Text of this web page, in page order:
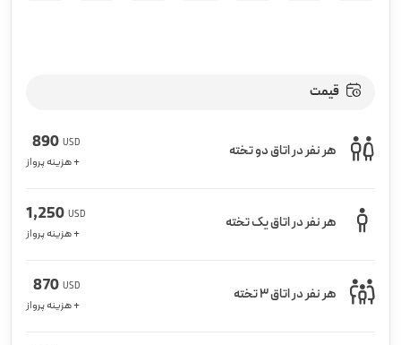
قیمت
هر نفر در اتاق دو تخته USD
890
+ هزینه پرواز
هر نفر در اتاق یک تخته USD
1,250
+ هزینه پرواز
هر نفر در اتاق 3 تخته USD
870
+ هزینه پرواز